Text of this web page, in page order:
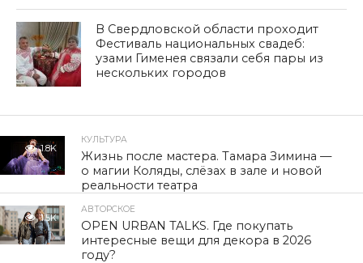
В Свердловской области проходит
Фестиваль национальных свадеб:
узами Гименея связали себя пары из
нескольких городов
1.8K
КУЛЬТУРА
Жизнь после мастера. Тамара Зимина —
о магии Коляды, слёзах в зале и новой
реальности театра
1.5K
АВТОРСКОЕ
OPEN URBAN TALKS. Где покупать
интересные вещи для декора в 2026
году?